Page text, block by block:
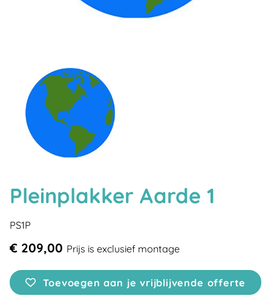
Pleinplakker Aarde 1
PS1P
€ 209,00 Prijs is exclusief montage
Toevoegen aan je vrijblijvende offerte